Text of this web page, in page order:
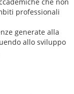
professionali
generate alla
allo sviluppo